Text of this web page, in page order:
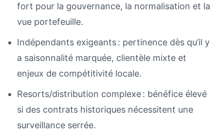
fort pour la gouvernance, la normalisation et la
vue portefeuille.
Indépendants exigeants : pertinence dès qu’il y
a saisonnalité marquée, clientèle mixte et
enjeux de compétitivité locale.
Resorts/distribution complexe : bénéfice élevé
si des contrats historiques nécessitent une
surveillance serrée.